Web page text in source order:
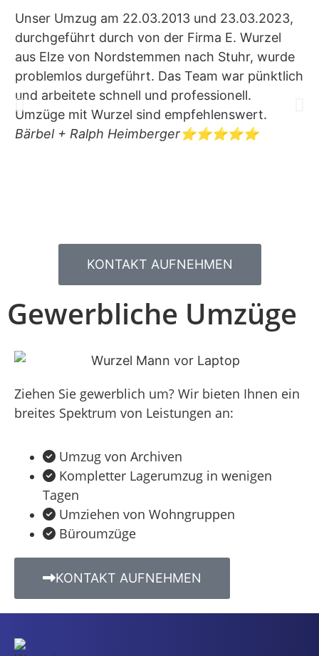
Unser Umzug am 22.03.2013 und 23.03.2023,
durchgeführt durch von der Firma E. Wurzel
aus Elze von Nordstemmen nach Stuhr, wurde
problemlos durgeführt. Das Team war pünktlich
und arbeitete schnell und professionell.
Umzüge mit Wurzel sind empfehlenswert.
Bärbel + Ralph Heimberger⭐️⭐️⭐️⭐️⭐️
KONTAKT AUFNEHMEN
Gewerbliche Umzüge
Ziehen Sie gewerblich um? Wir bieten Ihnen ein
breites Spektrum von Leistungen an:
Umzug von Archiven
Kompletter Lagerumzug in wenigen
Tagen
Umziehen von Wohngruppen
Büroumzüge
KONTAKT AUFNEHMEN